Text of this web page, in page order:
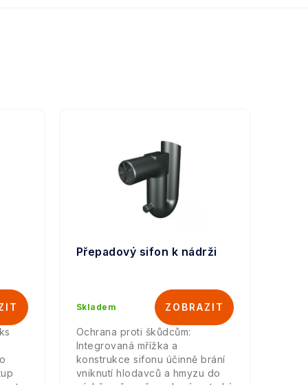
Přepadový sifon k nádrži
Skladem
Ochrana proti škůdcům:
Integrovaná mřížka a
konstrukce sifonu účinně brání
vniknutí hlodavců a hmyzu do